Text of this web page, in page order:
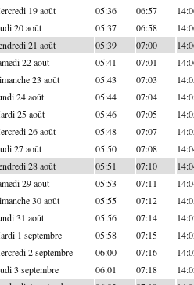
19 août 05:36 06:57
20 août 05:37 06:58
21 août 05:39 07:00
22 août 05:41 07:01
23 août 05:43 07:03
24 août 05:44 07:04
25 août 05:46 07:05
26 août 05:48 07:07
27 août 05:50 07:08
28 août 05:51 07:10
29 août 05:53 07:11
30 août 05:55 07:12
31 août 05:56 07:14
1 septembre 05:58 07:15
2 septembre 06:00 07:16
3 septembre 06:01 07:18